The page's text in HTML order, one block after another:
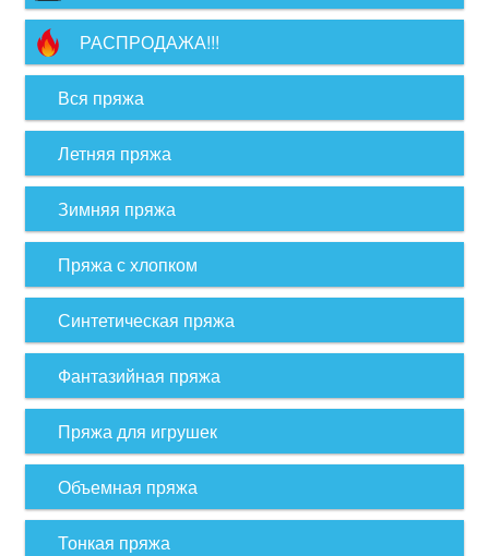
РАСПРОДАЖА!!!
Вся пряжа
Летняя пряжа
Зимняя пряжа
Пряжа с хлопком
Синтетическая пряжа
Фантазийная пряжа
Пряжа для игрушек
Объемная пряжа
Тонкая пряжа